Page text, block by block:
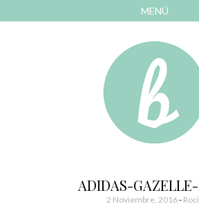
MENÚ
Bonitismos
ADIDAS-
2 Noviembre, 2016-